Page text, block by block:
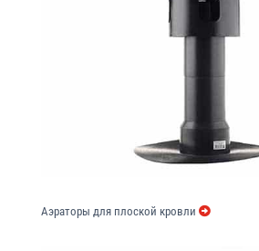
Аэраторы для плоской кровли